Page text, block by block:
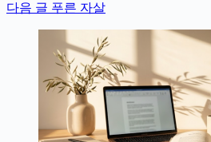
다음 글 푸른 자살